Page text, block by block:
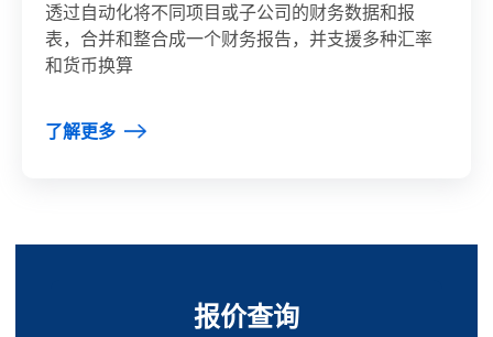
透过自动化将不同项目或子公司的财务数据和报
表，合并和整合成一个财务报告，并支援多种汇率
和货币换算
了解更多
报价查询